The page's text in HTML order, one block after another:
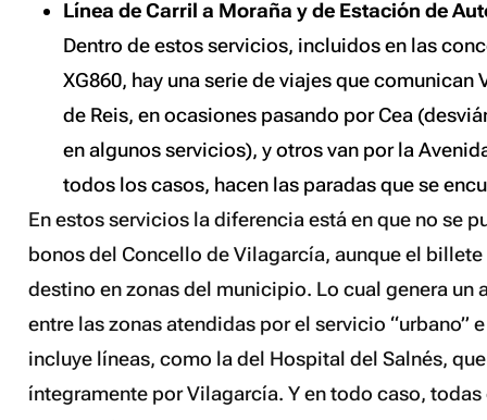
Línea de Carril a Moraña y de Estación de
Dentro de estos servicios, incluidos en las
XG860, hay una serie de viajes que comunican
de Reis, en ocasiones pasando por Cea
en algunos servicios), y otros van por la
todos los casos, hacen las paradas que se
En estos servicios la diferencia está en que no se
bonos del Concello de Vilagarcía, aunque el
destino en zonas del municipio. Lo cual genera un
entre las zonas atendidas por el servicio “urbano”
incluye líneas, como la del Hospital del Salnés,
íntegramente por Vilagarcía. Y en todo caso, todas